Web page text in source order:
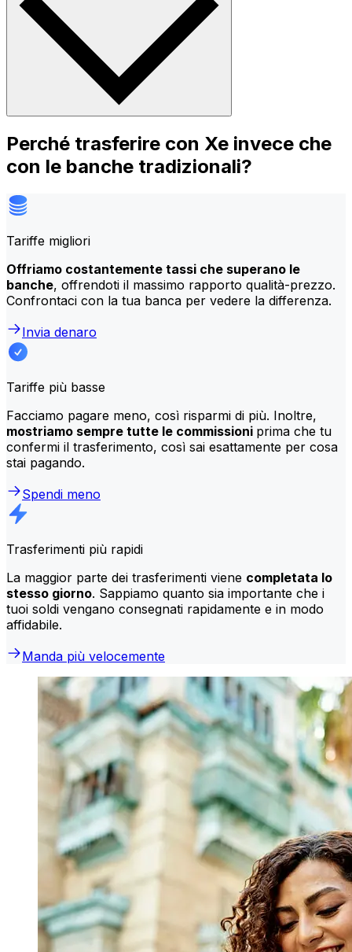
Perché trasferire con Xe invece che
con le banche tradizionali?
Tariffe migliori
Offriamo costantemente tassi che superano le
banche, offrendoti il massimo rapporto qualità-prezzo.
Confrontaci con la tua banca per vedere la differenza.
Invia denaro
Tariffe più basse
Facciamo pagare meno, così risparmi di più. Inoltre,
mostriamo sempre tutte le commissioni prima che tu
confermi il trasferimento, così sai esattamente per cosa
stai pagando.
Spendi meno
Trasferimenti più rapidi
La maggior parte dei trasferimenti viene completata lo
stesso giorno. Sappiamo quanto sia importante che i
tuoi soldi vengano consegnati rapidamente e in modo
affidabile.
Manda più velocemente